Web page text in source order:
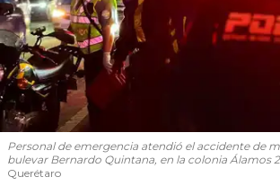
Personal de emergencia atendió el accidente de
bulevar Bernardo Quintana, en la colonia Álamos
Querétaro